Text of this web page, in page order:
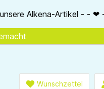
- 20% NUR MIT
Wunschzettel